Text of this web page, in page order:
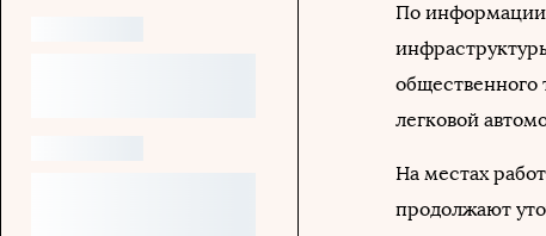
По информации
общественного
легковой
На местах
продолжают